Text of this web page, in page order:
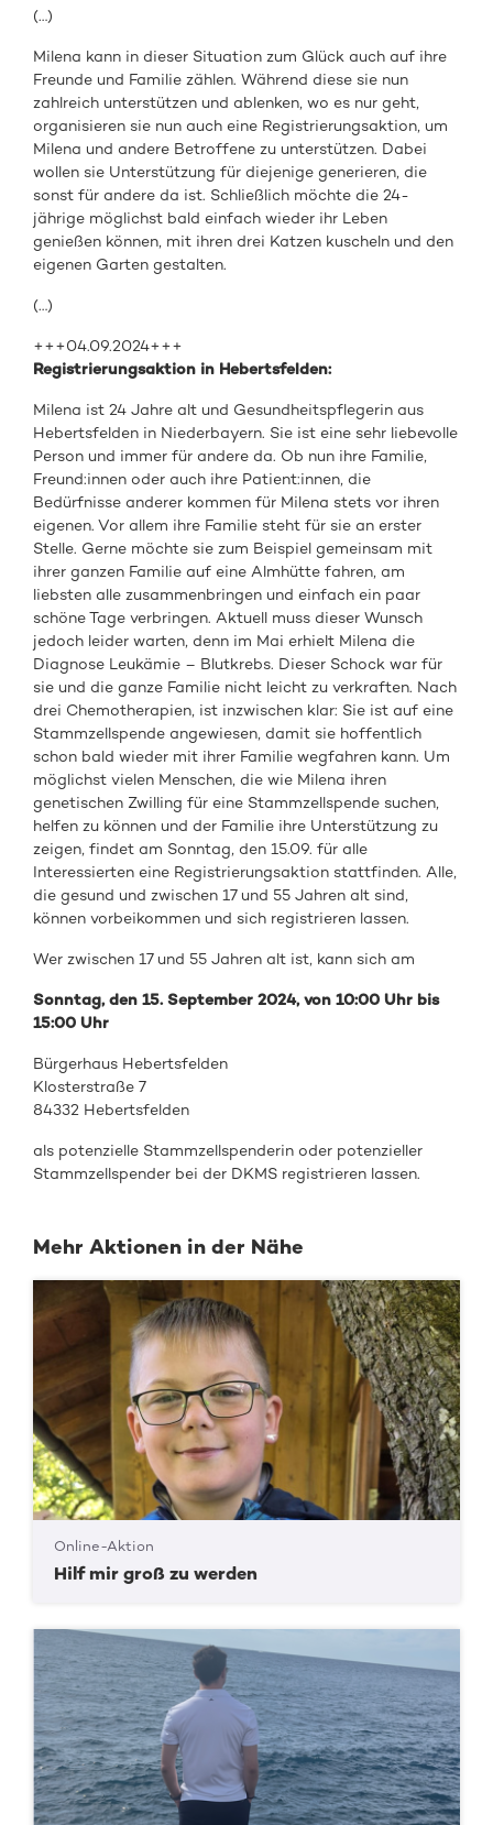
(…)
Milena kann in dieser Situation zum Glück auch auf ihre
Freunde und Familie zählen. Während diese sie nun
zahlreich unterstützen und ablenken, wo es nur geht,
organisieren sie nun auch eine Registrierungsaktion, um
Milena und andere Betroffene zu unterstützen. Dabei
wollen sie Unterstützung für diejenige generieren, die
sonst für andere da ist. Schließlich möchte die 24-
jährige möglichst bald einfach wieder ihr Leben
genießen können, mit ihren drei Katzen kuscheln und den
eigenen Garten gestalten.
(…)
+++04.09.2024+++
Registrierungsaktion in Hebertsfelden:
Milena ist 24 Jahre alt und Gesundheitspflegerin aus
Hebertsfelden in Niederbayern. Sie ist eine sehr liebevolle
Person und immer für andere da. Ob nun ihre Familie,
Freund:innen oder auch ihre Patient:innen, die
Bedürfnisse anderer kommen für Milena stets vor ihren
eigenen. Vor allem ihre Familie steht für sie an erster
Stelle. Gerne möchte sie zum Beispiel gemeinsam mit
ihrer ganzen Familie auf eine Almhütte fahren, am
liebsten alle zusammenbringen und einfach ein paar
schöne Tage verbringen. Aktuell muss dieser Wunsch
jedoch leider warten, denn im Mai erhielt Milena die
Diagnose Leukämie – Blutkrebs. Dieser Schock war für
sie und die ganze Familie nicht leicht zu verkraften. Nach
drei Chemotherapien, ist inzwischen klar: Sie ist auf eine
Stammzellspende angewiesen, damit sie hoffentlich
schon bald wieder mit ihrer Familie wegfahren kann. Um
möglichst vielen Menschen, die wie Milena ihren
genetischen Zwilling für eine Stammzellspende suchen,
helfen zu können und der Familie ihre Unterstützung zu
zeigen, findet am Sonntag, den 15.09. für alle
Interessierten eine Registrierungsaktion stattfinden. Alle,
die gesund und zwischen 17 und 55 Jahren alt sind,
können vorbeikommen und sich registrieren lassen.
Wer zwischen 17 und 55 Jahren alt ist, kann sich am
Sonntag, den 15. September 2024, von 10:00 Uhr bis
15:00 Uhr
Bürgerhaus Hebertsfelden
Klosterstraße 7
84332 Hebertsfelden
als potenzielle Stammzellspenderin oder potenzieller
Stammzellspender bei der DKMS registrieren lassen.
Mehr Aktionen in der Nähe
Online-Aktion
Hilf mir groß zu werden